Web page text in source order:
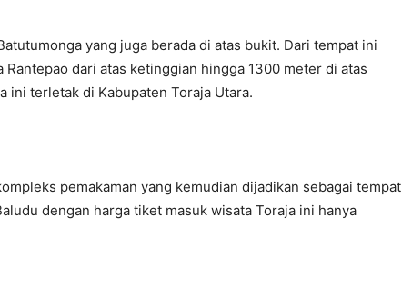
yang juga berada di atas bukit. Dari tempat ini
dari atas ketinggian hingga 1300 meter di atas
ini terletak di Kabupaten Toraja Utara.
pemakaman yang kemudian dijadikan sebagai tempat
dengan harga tiket masuk wisata Toraja ini hanya